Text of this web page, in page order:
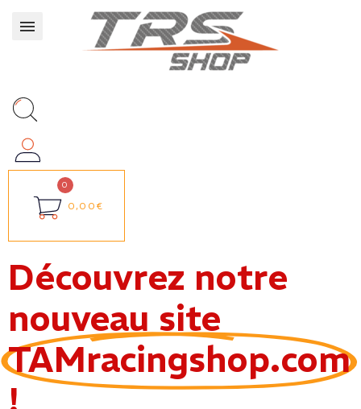
0,00€
Découvrez notre
nouveau site
TAMracingshop.com